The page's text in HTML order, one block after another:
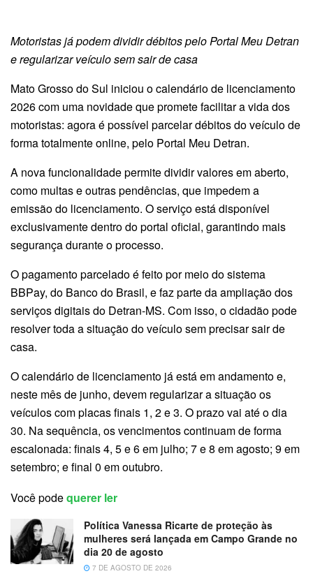
Motoristas já podem dividir débitos pelo Portal Meu Detran
e regularizar veículo sem sair de casa
Mato Grosso do Sul iniciou o calendário de licenciamento
2026 com uma novidade que promete facilitar a vida dos
motoristas: agora é possível parcelar débitos do veículo de
forma totalmente online, pelo Portal Meu Detran.
A nova funcionalidade permite dividir valores em aberto,
como multas e outras pendências, que impedem a
emissão do licenciamento. O serviço está disponível
exclusivamente dentro do portal oficial, garantindo mais
segurança durante o processo.
O pagamento parcelado é feito por meio do sistema
BBPay, do Banco do Brasil, e faz parte da ampliação dos
serviços digitais do Detran-MS. Com isso, o cidadão pode
resolver toda a situação do veículo sem precisar sair de
casa.
O calendário de licenciamento já está em andamento e,
neste mês de junho, devem regularizar a situação os
veículos com placas finais 1, 2 e 3. O prazo vai até o dia
30. Na sequência, os vencimentos continuam de forma
escalonada: finais 4, 5 e 6 em julho; 7 e 8 em agosto; 9 em
setembro; e final 0 em outubro.
Você podequerer ler
Política Vanessa Ricarte de proteção às
mulheres será lançada em Campo Grande no
dia 20 de agosto
7 DE AGOSTO DE 2026